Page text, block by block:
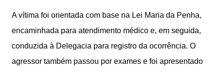
A vítima foi orientada com base na Lei Maria da Penha,
encaminhada para atendimento médico e, em seguida,
conduzida à Delegacia para registro da ocorrência. O
agressor também passou por exames e foi apresentado